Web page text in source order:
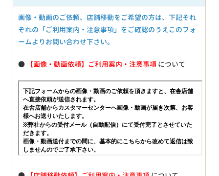
画像・動画のご依頼、店舗移動をご希望の方は、下記それ
ぞれの「ご利用案内・注意事項」をご確認のうえこのフォ
ームよりお問い合わせ下さい。
● 【画像・動画依頼】ご利用案内・注意事項 について